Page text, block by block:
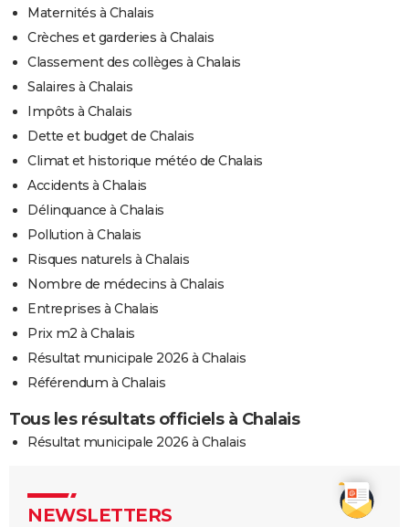
Maternités à Chalais
Crèches et garderies à Chalais
Classement des collèges à Chalais
Salaires à Chalais
Impôts à Chalais
Dette et budget de Chalais
Climat et historique météo de Chalais
Accidents à Chalais
Délinquance à Chalais
Pollution à Chalais
Risques naturels à Chalais
Nombre de médecins à Chalais
Entreprises à Chalais
Prix m2 à Chalais
Résultat municipale 2026 à Chalais
Référendum à Chalais
Tous les résultats officiels à Chalais
Résultat municipale 2026 à Chalais
NEWSLETTERS